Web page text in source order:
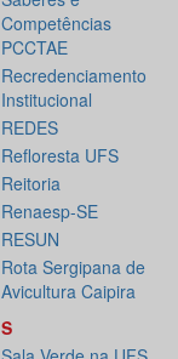
Competências
PCCTAE
Recredenciamento
Institucional
REDES
Refloresta UFS
Reitoria
Renaesp-SE
RESUN
Rota Sergipana de
Avicultura Caipira
S